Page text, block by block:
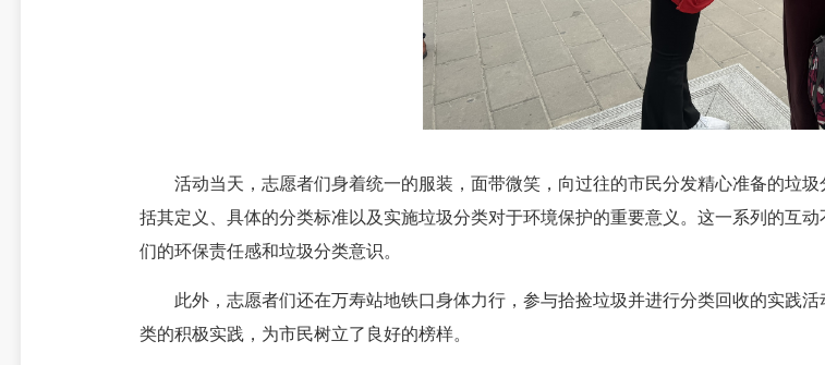
活动当天，志愿者们身着统一的服装，面带微笑，向过往的市民分发精心准备的垃圾
括其定义、具体的分类标准以及实施垃圾分类对于环境保护的重要意义。这一系列的互
们的环保责任感和垃圾分类意识。
此外，志愿者们还在万寿站地铁口身体力行，参与拾捡垃圾并进行分类回收的实践活
类的积极实践，为市民树立了良好的榜样。